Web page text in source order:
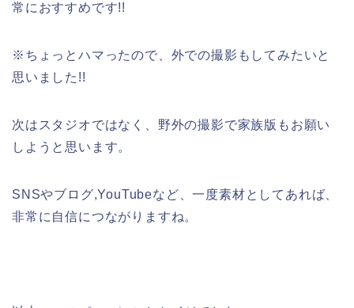
常におすすめです!!
※ちょっとハマったので、外での撮影もしてみたいと
思いました!!
次はスタジオではなく、野外の撮影で家族版もお願い
しようと思います。
SNSやブログ,YouTubeなど、一度素材としてあれば、
非常に自信につながりますね。